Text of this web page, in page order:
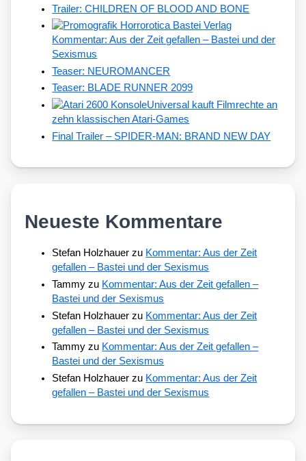
Trailer: CHILDREN OF BLOOD AND BONE
Kommentar: Aus der Zeit gefallen – Bastei und der
Sexismus
Teaser: NEUROMANCER
Teaser: BLADE RUNNER 2099
Universal kauft Filmrechte an
zehn klassischen Atari-Games
Final Trailer – SPIDER-MAN: BRAND NEW DAY
Neueste Kommentare
Stefan Holzhauer zu Kommentar: Aus der Zeit
gefallen – Bastei und der Sexismus
Tammy zu Kommentar: Aus der Zeit gefallen –
Bastei und der Sexismus
Stefan Holzhauer zu Kommentar: Aus der Zeit
gefallen – Bastei und der Sexismus
Tammy zu Kommentar: Aus der Zeit gefallen –
Bastei und der Sexismus
Stefan Holzhauer zu Kommentar: Aus der Zeit
gefallen – Bastei und der Sexismus